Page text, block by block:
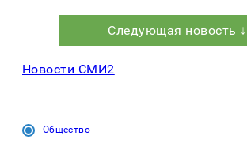
Следующая новость ↓
Новости СМИ2
Общество